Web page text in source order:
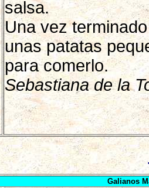
salsa.
Una vez
unas patatas
para comerlo.
Sebastiana de la
Galianos